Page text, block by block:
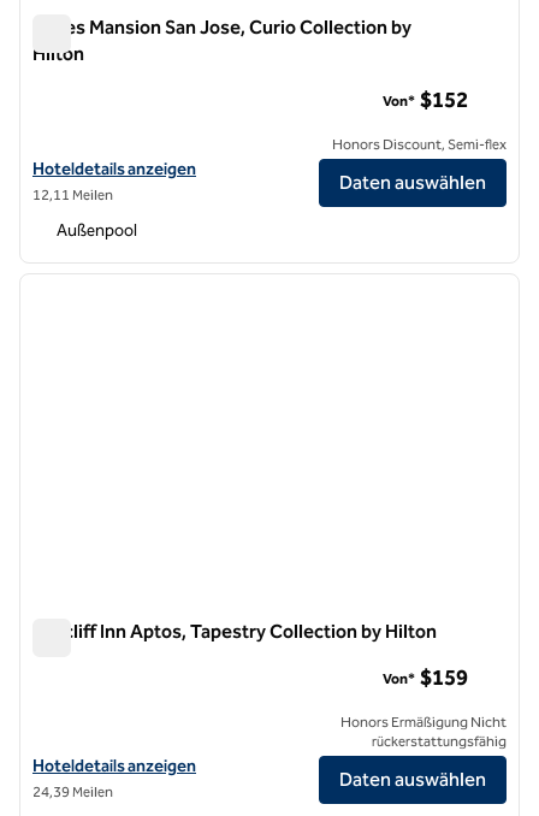
Hayes Mansion San Jose, Curio Collection by
Hilton
Hoteldetails für Hayes Mansion San Jose, Curio Collection by Hilton
Hoteldetails anzeigen
12,11 Meilen
Von* $152
Honors Discount, Semi-flex
Daten auswählen
Außenpool
1 von 12
Seacliff Inn Aptos, Tapestry Collection by Hilton
Hoteldetails für Seacliff Inn Aptos, Tapestry Collection by Hilton
Hoteldetails anzeigen
24,39 Meilen
Von* $159
Honors Ermäßigung Nicht
rückerstattungsfähig
Daten auswählen